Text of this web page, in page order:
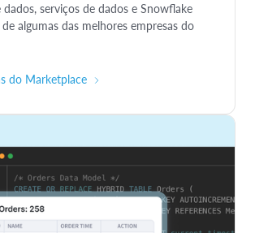
dados, serviços de dados e Snowflake
algumas das melhores empresas do
do Marketplace